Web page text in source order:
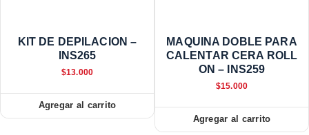
KIT DE DEPILACION –
INS265
$13.000
Agregar al carrito
MAQUINA DOBLE PARA
CALENTAR CERA ROLL
ON – INS259
$15.000
Agregar al carrito